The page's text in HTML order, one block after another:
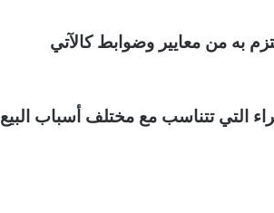
به من معايير وضوابط كالآتي
التي تتناسب مع مختلف أسباب البيع